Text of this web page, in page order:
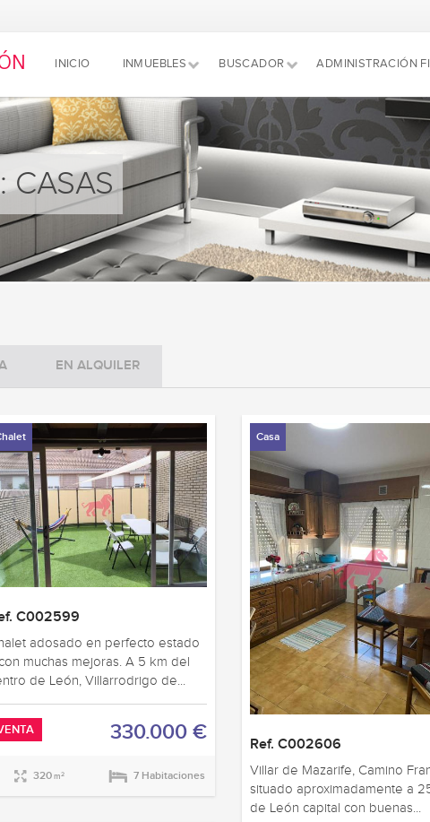
INICIO INMUEBLES BUSCADOR ADMINISTRACIÓN
CASAS
EN ALQUILER
C002599
adosado en perfecto estado
muchas mejoras. A 5 km del
de León, Villarrodrigo de...
330.000 €
320m2 7 Habitaciones
Casa
Ref. C002606
Villar de Mazarife, Camino
situado aproximadamente a
de León capital con buenas...